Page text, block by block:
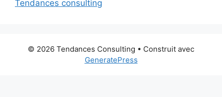
Tendances consulting
© 2026 Tendances Consulting • Construit avec
GeneratePress